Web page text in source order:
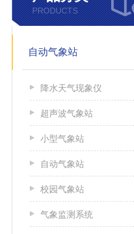
PRODUCTS
自动气象站
降水天气现象仪
超声波气象站
小型气象站
自动气象站
校园气象站
气象监测系统